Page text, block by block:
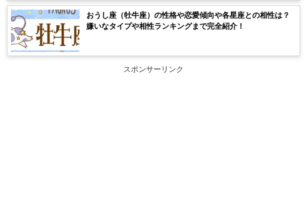
おうし座（牡牛座）の性格や恋愛傾向や各星座との相性は？
嫌いなタイプや相性ランキングまで完全紹介！
スポンサーリンク